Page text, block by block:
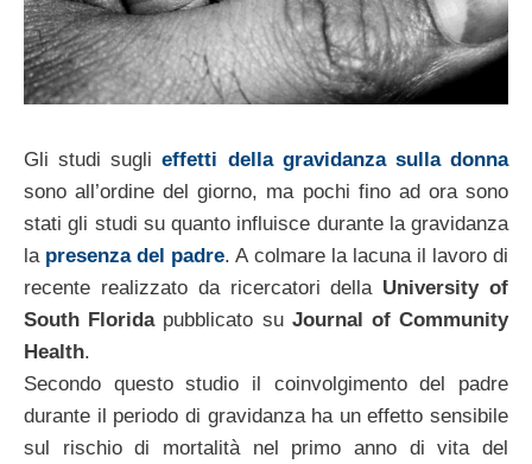
Gli studi suglieffetti della gravidanza sulla donna
sono all’ordine del giorno, ma pochi fino ad ora sono
stati gli studi su quanto influisce durante la gravidanza
la presenza del padre. A colmare la lacuna il lavoro di
recente realizzato da ricercatori della University of
South Floridapubblicato su Journal of Community
Health.
Secondo questo studio il coinvolgimento del padre
durante il periodo di gravidanza ha un effetto sensibile
sul rischio di mortalità nel primo anno di vita del